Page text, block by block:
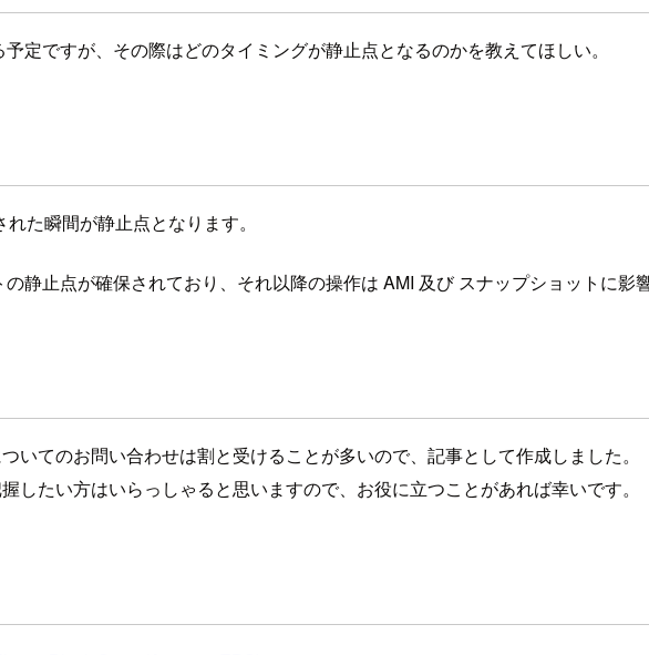
定ですが、その際はどのタイミングが静止点となるのかを教えてほしい。
た瞬間が静止点となります。
静止点が確保されており、それ以降の操作は AMI 及び スナップショットに影
いてのお問い合わせは割と受けることが多いので、記事として作成しました。
したい方はいらっしゃると思いますので、お役に立つことがあれば幸いです。